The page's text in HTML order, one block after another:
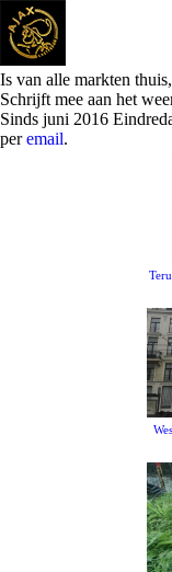
Is van alle markten
Schrijft mee aan het
Sinds juni 2016
peremail.